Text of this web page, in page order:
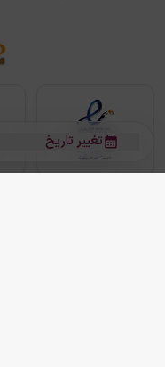
تغییر تاریخ